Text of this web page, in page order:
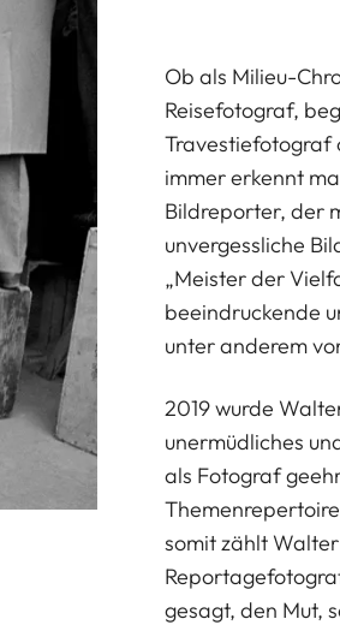
Ob als Milieu-
Reisefotograf,
Travestiefotograf
immer erkennt
Bildreporter, der
unvergessliche
„Meister der
beeindruckende
unter anderem
2019 wurde
unermüdliches
als Fotograf
somit zählt
gesagt, den Mut,